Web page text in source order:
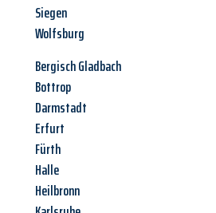
Siegen
Wolfsburg
Bergisch Gladbach
Bottrop
Darmstadt
Erfurt
Fürth
Halle
Heilbronn